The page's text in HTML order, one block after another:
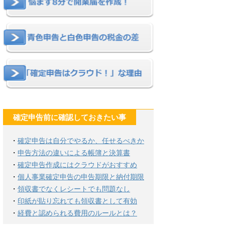
確定申告前に確認しておきたい事
・ 確定申告は自分でやるか、任せるべきか
・ 申告方法の違いによる帳簿と決算書
・ 確定申告作成にはクラウドがおすすめ
・ 個人事業確定申告の申告期限と納付期限
・ 領収書でなくレシートでも問題なし
・ 印紙が貼り忘れても領収書として有効
・ 経費と認められる費用のルールとは？